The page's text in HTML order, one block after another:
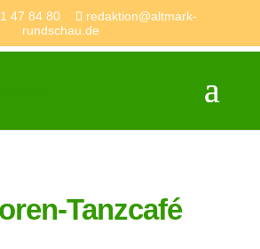
47 84 80
redaktion@altmark-
rundschau.de
Tanzcafé